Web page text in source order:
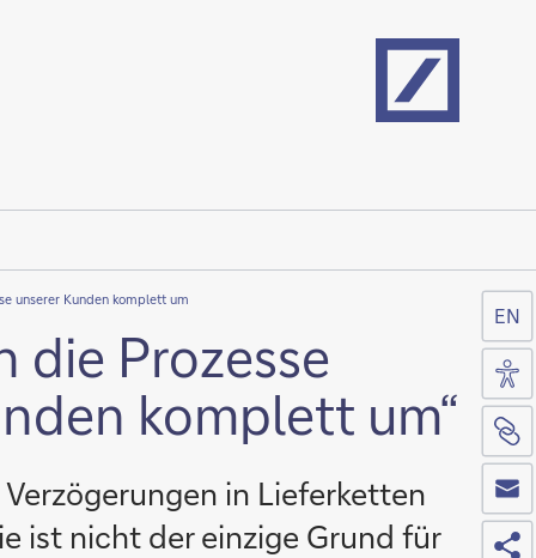
unserer Kunden komplett um
die Prozesse
komplett um“
in Lieferketten
ist nicht der einzige Grund für
EN